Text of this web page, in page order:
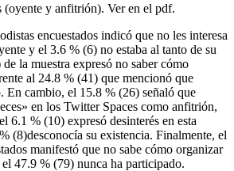
(oyente y anfitrión). Ver en el pdf.
encuestados indicó que no les interesa
y el 3.6 % (6) no estaba al tanto de su
la muestra expresó no saber cómo
al 24.8 % (41) que mencionó que
En cambio, el 15.8 % (26) señaló que
en los Twitter Spaces como anfitrión,
6.1 % (10) expresó desinterés en esta
(8)desconocía su existencia. Finalmente, el
manifestó que no sabe cómo organizar
el 47.9 % (79) nunca ha participado.